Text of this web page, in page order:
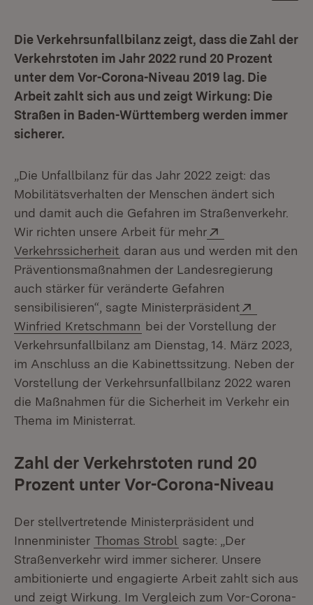
Die Verkehrsunfallbilanz zeigt, dass die Zahl der
Verkehrstoten im Jahr 2022 rund 20 Prozent
unter dem Vor-Corona-Niveau 2019 lag. Die
Arbeit zahlt sich aus und zeigt Wirkung: Die
Straßen in Baden-Württemberg werden immer
sicherer.
„Die Unfallbilanz für das Jahr 2022 zeigt: das
Mobilitätsverhalten der Menschen ändert sich
und damit auch die Gefahren im Straßenverkehr.
Wir richten unsere Arbeit für mehr
Verkehrssicherheit (Öffnet in neuem Fenster)
daran aus und werden mit den
Präventionsmaßnahmen der Landesregierung
auch stärker für veränderte Gefahren
sensibilisieren“, sagte Ministerpräsident
Winfried Kretschmann (Öffnet in neuem Fenster)
bei der Vorstellung der
Verkehrsunfallbilanz am Dienstag, 14. März 2023,
im Anschluss an die Kabinettssitzung. Neben der
Vorstellung der Verkehrsunfallbilanz 2022 waren
die Maßnahmen für die Sicherheit im Verkehr ein
Thema im Ministerrat.
Zahl der Verkehrstoten rund 20
Prozent unter Vor-Corona-Niveau
Der stellvertretende Ministerpräsident und
Innenminister Thomas Strobl sagte: „Der
Straßenverkehr wird immer sicherer. Unsere
ambitionierte und engagierte Arbeit zahlt sich aus
und zeigt Wirkung. Im Vergleich zum Vor-Corona-